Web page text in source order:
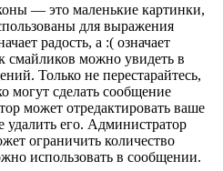
— это маленькие картинки,
для выражения
радость, а :( означает
смайликов можно увидеть в
Только не перестарайтесь,
могут сделать сообщение
может отредактировать ваше
его. Администратор
ограничить количество
использовать в сообщении.